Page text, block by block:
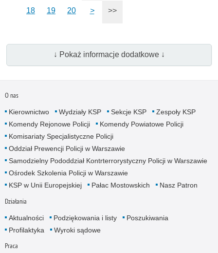
18 19 20 > >>
↓ Pokaż informacje dodatkowe ↓
O nas
Kierownictwo Wydziały KSP Sekcje KSP
Zespoły KSP
Komendy Rejonowe Policji
Komendy Powiatowe Policji
Komisariaty Specjalistyczne Policji
Oddział Prewencji Policji w Warszawie
Samodzielny Pododdział Kontrterrorystyczny Policji w Warszawie
Ośrodek Szkolenia Policji w Warszawie
KSP w Unii Europejskiej
Pałac Mostowskich Nasz Patron
Działania
Aktualności Podziękowania i listy
Poszukiwania
Profilaktyka
Wyroki sądowe
Praca